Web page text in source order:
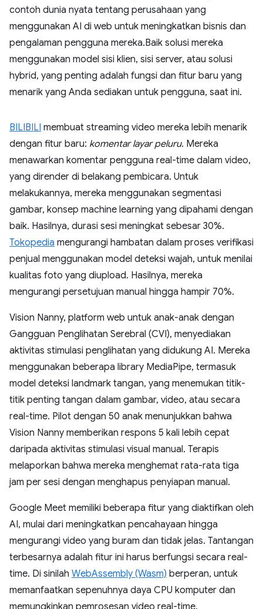
contoh dunia nyata tentang perusahaan yang
menggunakan AI di web untuk meningkatkan bisnis dan
pengalaman pengguna mereka.Baik solusi mereka
menggunakan model sisi klien, sisi server, atau solusi
hybrid, yang penting adalah fungsi dan fitur baru yang
menarik yang Anda sediakan untuk pengguna, saat ini.
BILIBILI membuat streaming video mereka lebih menarik
dengan fitur baru: komentar layar peluru. Mereka
menawarkan komentar pengguna real-time dalam video,
yang dirender di belakang pembicara. Untuk
melakukannya, mereka menggunakan segmentasi
gambar, konsep machine learning yang dipahami dengan
baik. Hasilnya, durasi sesi meningkat sebesar 30%.
Tokopedia mengurangi hambatan dalam proses verifikasi
penjual menggunakan model deteksi wajah, untuk menilai
kualitas foto yang diupload. Hasilnya, mereka
mengurangi persetujuan manual hingga hampir 70%.
Vision Nanny, platform web untuk anak-anak dengan
Gangguan Penglihatan Serebral (CVI), menyediakan
aktivitas stimulasi penglihatan yang didukung AI. Mereka
menggunakan beberapa library MediaPipe, termasuk
model deteksi landmark tangan, yang menemukan titik-
titik penting tangan dalam gambar, video, atau secara
real-time. Pilot dengan 50 anak menunjukkan bahwa
Vision Nanny memberikan respons 5 kali lebih cepat
daripada aktivitas stimulasi visual manual. Terapis
melaporkan bahwa mereka menghemat rata-rata tiga
jam per sesi dengan menghapus penyiapan manual.
Google Meet memiliki beberapa fitur yang diaktifkan oleh
AI, mulai dari meningkatkan pencahayaan hingga
mengurangi video yang buram dan tidak jelas. Tantangan
terbesarnya adalah fitur ini harus berfungsi secara real-
time. Di sinilah WebAssembly (Wasm) berperan, untuk
memanfaatkan sepenuhnya daya CPU komputer dan
memungkinkan pemrosesan video real-time.